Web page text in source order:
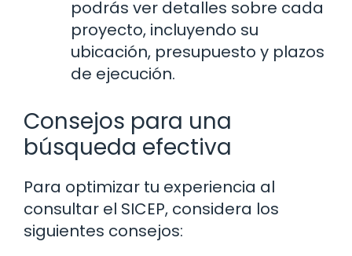
podrás ver detalles sobre cada
proyecto, incluyendo su
ubicación, presupuesto y plazos
de ejecución.
Consejos para una
búsqueda efectiva
Para optimizar tu experiencia al
consultar el SICEP, considera los
siguientes consejos: